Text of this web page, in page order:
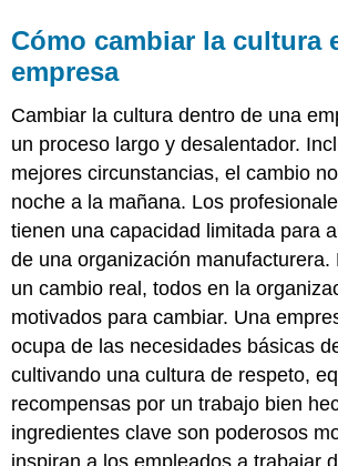
Cómo cambiar la cultura
empresa
Cambiar la cultura dentro de una
un proceso largo y desalentador.
mejores circunstancias, el cambio
noche a la mañana. Los
tienen una capacidad limitada para
de una organización manufacturera.
un cambio real, todos en la
motivados para cambiar. Una
ocupa de las necesidades básicas
cultivando una cultura de respeto,
recompensas por un trabajo bien
ingredientes clave son poderosos